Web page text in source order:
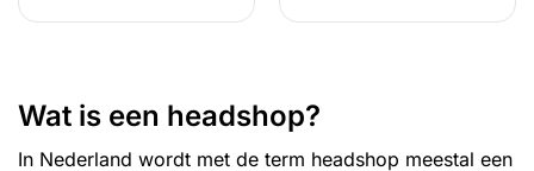
product
Deze
product
Deze
Wat is een headshop?
In Nederland wordt met de term headshop meestal een